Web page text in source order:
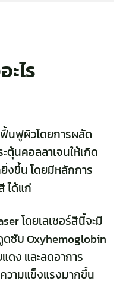
ไร
นฟูผิวโดยการผลัด
นคอลลาเจนให้เกิด
งขึ้น โดยมีหลักการ
ได้แก่
โดยเลเซอร์สีนี้จะมี
ดซับ Oxyhemoglobin
ดง และลดอาการ
ามแข็งแรงมากขึ้น